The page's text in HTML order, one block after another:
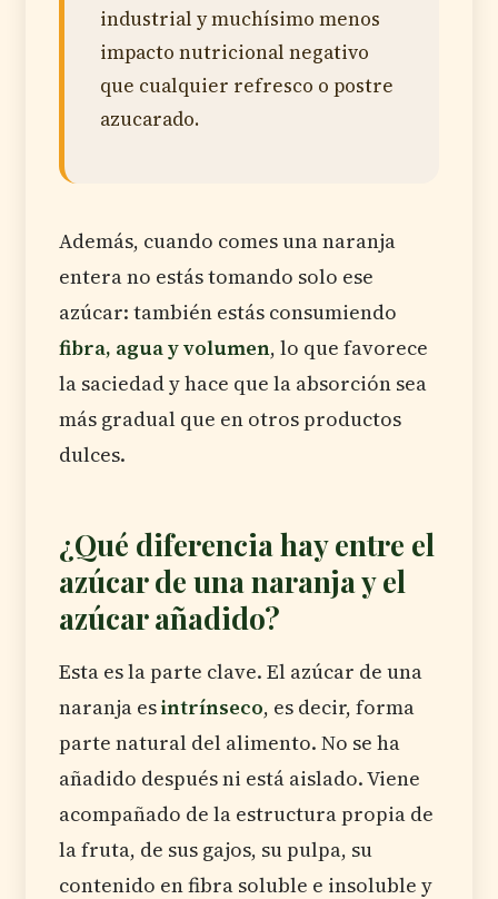
industrial y muchísimo menos
impacto nutricional negativo
que cualquier refresco o postre
azucarado.
Además, cuando comes una naranja
entera no estás tomando solo ese
azúcar: también estás consumiendo
fibra, agua y volumen, lo que favorece
la saciedad y hace que la absorción sea
más gradual que en otros productos
dulces.
¿Qué diferencia hay entre el
azúcar de una naranja y el
azúcar añadido?
Esta es la parte clave. El azúcar de una
naranja esintrínseco, es decir, forma
parte natural del alimento. No se ha
añadido después ni está aislado. Viene
acompañado de la estructura propia de
la fruta, de sus gajos, su pulpa, su
contenido en fibra soluble e insoluble y